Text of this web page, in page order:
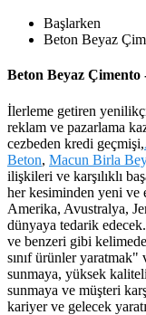
Başlarken
Beton Beyaz
Beton Beyaz
İlerleme getiren
reklam ve pazarlama
cezbeden kredi geçmişi,
Beton, Macun Birla
ilişkileri ve karşılıklı
her kesiminden yeni ve
Amerika, Avustralya,
dünyaya tedarik
ve benzeri gibi
sınıf ürünler
sunmaya, yüksek
sunmaya ve müşteri
kariyer ve gelecek